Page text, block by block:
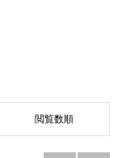
閲覧数順